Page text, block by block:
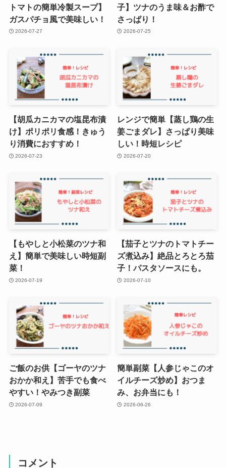
トマトの簡単冷製スープ】
ガスパチョ風で美味しい！
2026-07-27
子】ツナのうま味＆お酢で
さっぱり！
2026-07-25
【胡瓜カニカマの塩昆布漬
け】ポリポリ食感！きゅう
り消費におすすめ！
2026-07-23
レンジで簡単【蒸し鶏の生
姜ごまダレ】さっぱり美味
しい！時短レシピ
2026-07-20
【もやしと小松菜のツナ和
え】簡単で美味しい時短副
菜！
2026-07-19
【茄子とツナのトマトチー
ズ煮込み】絶品とろとろ茄
子！パスタソースにも。
2026-07-10
ご飯のお供【ゴーヤのツナ
おかか和え】苦手でも食べ
やすい！やみつき副菜
2026-07-09
簡単副菜【人参じゃこのオ
イルチーズ炒め】おつま
み、お弁当にも！
2026-06-26
コメント